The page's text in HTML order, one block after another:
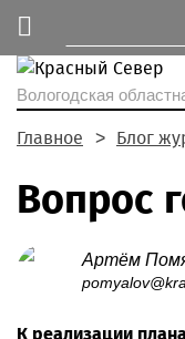
Вологодская
Главное Блог
Вопрос
Артём
К реализации